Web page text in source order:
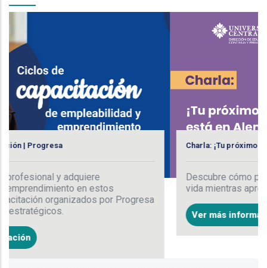
estos
por Progresa
Charla: ¡Tu próximo destino está en
Descubre cómo puedes construir tu
vida mientras aprendes alemán.
Ver más información